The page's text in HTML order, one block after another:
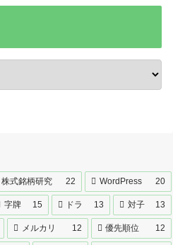
株式銘柄研究 22 WordPress 20
字牌 15 ドラ 13 対子 13
メルカリ 12 優先順位 12